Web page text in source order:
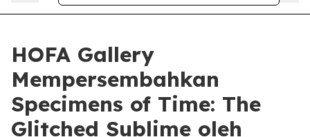
HOFA Gallery
Mempersembahkan
Specimens of Time: The
Glitched Sublime oleh